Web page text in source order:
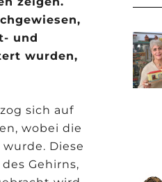
und
wurden,
sich auf
wobei die
Diese
Gehirns,